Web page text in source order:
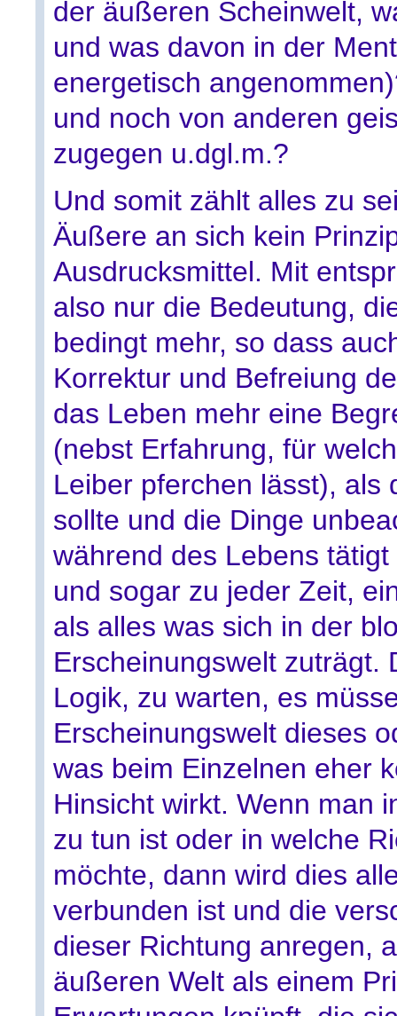
der äußeren Scheinwelt,
und was davon in der
energetisch
und noch von anderen
zugegen u.dgl.m.?
Und somit zählt alles zu
Äußere an sich kein
Ausdrucksmittel. Mit
also nur die Bedeutung,
bedingt mehr, so dass
Korrektur und Befreiung
das Leben mehr eine
(nebst Erfahrung, für
Leiber pferchen lässt), als
sollte und die Dinge
während des Lebens
und sogar zu jeder Zeit,
als alles was sich in der
Erscheinungswelt zuträgt.
Logik, zu warten, es
Erscheinungswelt dieses
was beim Einzelnen eher
Hinsicht wirkt. Wenn man
zu tun ist oder in welche
möchte, dann wird dies
verbunden ist und die
dieser Richtung anregen,
äußeren Welt als einem